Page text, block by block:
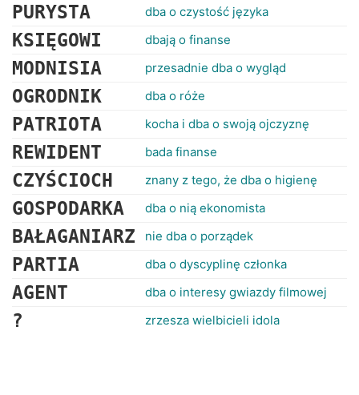
PURYSTA dba o czystość języka
KSIĘGOWI dbają o finanse
MODNISIA przesadnie dba o wygląd
OGRODNIK dba o róże
PATRIOTA kocha i dba o swoją ojczyznę
REWIDENT bada finanse
CZYŚCIOCH znany z tego, że dba o higienę
GOSPODARKA dba o nią ekonomista
BAŁAGANIARZ nie dba o porządek
PARTIA dba o dyscyplinę członka
AGENT dba o interesy gwiazdy filmowej
? zrzesza wielbicieli idola